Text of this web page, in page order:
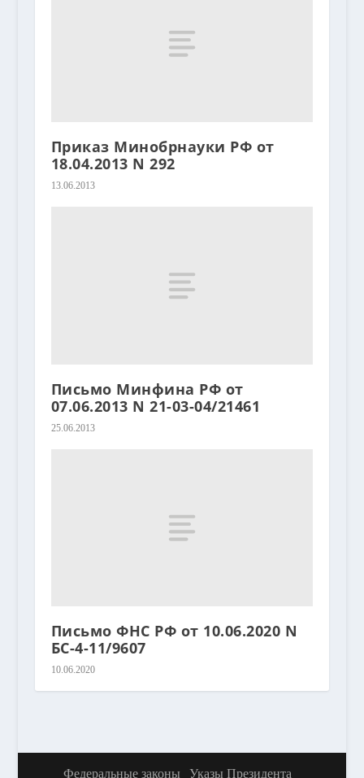
Приказ Минобрнауки РФ от
18.04.2013 N 292
13.06.2013
Письмо Минфина РФ от
07.06.2013 N 21-03-04/21461
25.06.2013
Письмо ФНС РФ от 10.06.2020 N
БС-4-11/9607
10.06.2020
Федеральные законы Указы Президента